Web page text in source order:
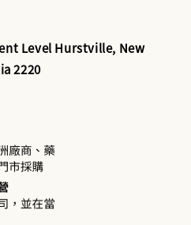
Level Hurstville, New
2220